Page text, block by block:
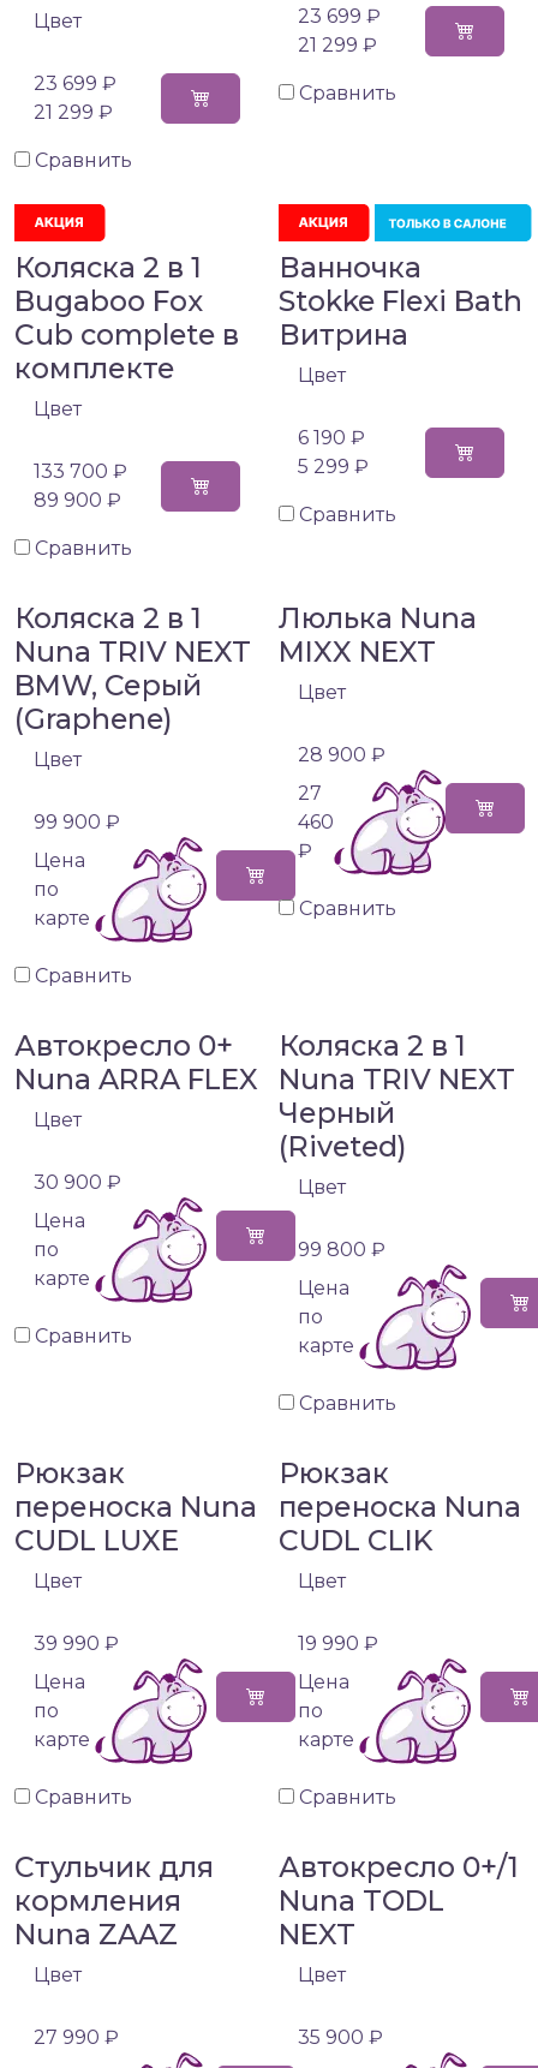
Цвет
23 699 ₽
21 299 ₽
Сравнить
23 699 ₽
21 299 ₽
Сравнить
Коляска 2 в 1
Bugaboo Fox
Cub complete в
комплекте
Цвет
133 700 ₽
89 900 ₽
Сравнить
Ванночка
Stokke Flexi Bath
Витрина
Цвет
6 190 ₽
5 299 ₽
Сравнить
Коляска 2 в 1
Nuna TRIV NEXT
BMW, Серый
(Graphene)
Цвет
99 900 ₽
Цена
по
карте
Сравнить
Люлька Nuna
MIXX NEXT
Цвет
28 900 ₽
27
460
₽
Сравнить
Автокресло 0+
Nuna ARRA FLEX
Цвет
30 900 ₽
Цена
по
карте
Сравнить
Коляска 2 в 1
Nuna TRIV NEXT
Черный
(Riveted)
Цвет
99 800 ₽
Цена
по
карте
Сравнить
Рюкзак
переноска Nuna
CUDL LUXE
Цвет
39 990 ₽
Цена
по
карте
Сравнить
Рюкзак
переноска Nuna
CUDL CLIK
Цвет
19 990 ₽
Цена
по
карте
Сравнить
Стульчик для
кормления
Nuna ZAAZ
Цвет
27 990 ₽
Автокресло 0+/1
Nuna TODL
NEXT
Цвет
35 900 ₽